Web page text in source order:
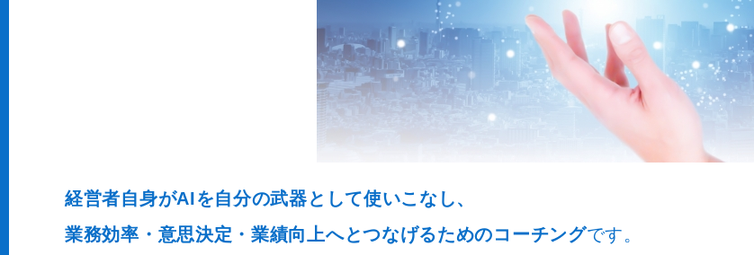
経営者自身がAIを自分の武器として使いこなし、
業務効率・意思決定・業績向上へとつなげるためのコーチングです。